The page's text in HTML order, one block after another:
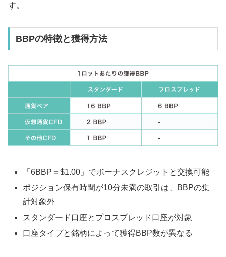
す。
BBPの特徴と獲得方法
「6BBP＝$1.00」でボーナスクレジットと交換可能
ポジション保有時間が10分未満の取引は、BBPの集
計対象外
スタンダード口座とプロスプレッド口座が対象
口座タイプと銘柄によって獲得BBP数が異なる